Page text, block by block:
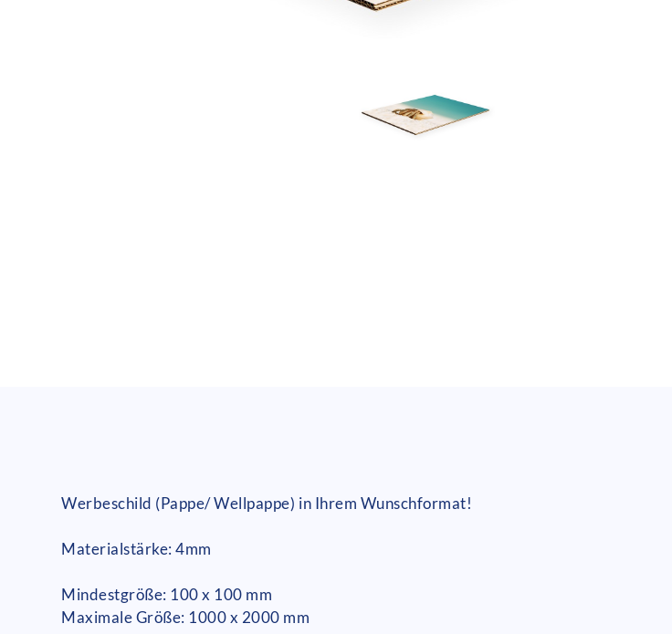
Werbeschild (Pappe/ Wellpappe) in Ihrem Wunschformat!
Materialstärke: 4mm
Mindestgröße: 100 x 100 mm
Maximale Größe: 1000 x 2000 mm